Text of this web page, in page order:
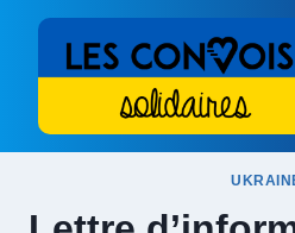
contenu